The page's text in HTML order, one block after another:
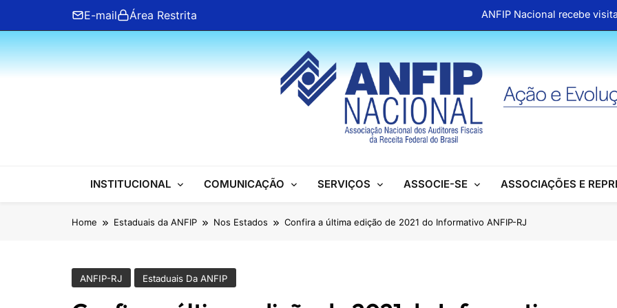
content
E-mail Área Restrita ANFIP Nacional recebe
ANFIP reúne escritórios de advocacia para discutir
Honras a um gigante na construção da Seguridade
ANFIP Nacional recebe
ANFIP reúne escritórios de advocacia para
Honras a um gigante na construção da Seguridade
ANFIP Nacional
INSTITUCIONAL COMUNICAÇÃO SERVIÇOS ASSOCIE-SE ASSOCIAÇÕES E
Home Estaduais da ANFIP Nos Estados Confira a última edição de 2021 do Informativo ANFIP-RJ
ANFIP-RJ Estaduais Da ANFIP